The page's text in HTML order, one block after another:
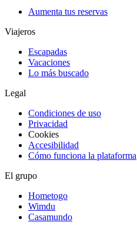
Aumenta tus reservas
Viajeros
Escapadas
Vacaciones
Lo más buscado
Legal
Condiciones de uso
Privacidad
Cookies
Accesibilidad
Cómo funciona la plataforma
El grupo
Hometogo
Wimdu
Casamundo